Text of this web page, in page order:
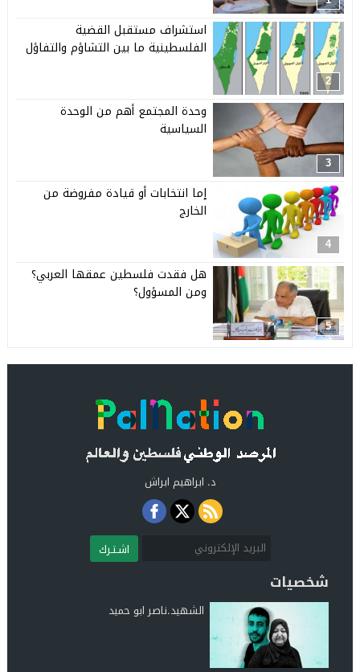
2
استشراف مستقبل القضية
الفلسطينية ما بين التشاؤم والتفاؤل
3
وحدة المجتمع أهم من الوحدة
السياسية
4
إما انتخابات أو قيادة مفروضة من
الخارج
5
هل فقدت فلسطين عمقها العربي؟
ومن المسؤول؟
د. ابراهيم ابراش
اشـتـرك
شخصيات
الشهيد.ناصر ابو حميد